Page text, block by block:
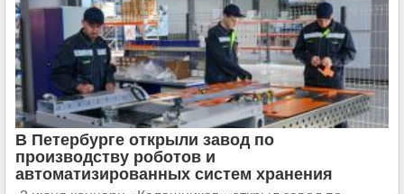
В Петербурге открыли завод по
производству роботов и
автоматизированных систем хранения